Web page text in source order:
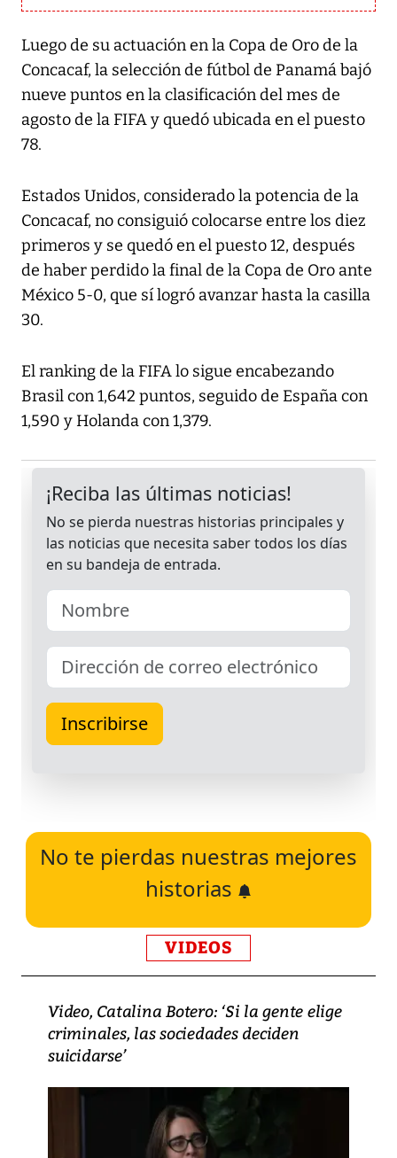
Luego de su actuación en la Copa de Oro de la
Concacaf, la selección de fútbol de Panamá bajó
nueve puntos en la clasificación del mes de
agosto de la FIFA y quedó ubicada en el puesto
78.
Estados Unidos, considerado la potencia de la
Concacaf, no consiguió colocarse entre los diez
primeros y se quedó en el puesto 12, después
de haber perdido la final de la Copa de Oro ante
México 5-0, que sí logró avanzar hasta la casilla
30.
El ranking de la FIFA lo sigue encabezando
Brasil con 1,642 puntos, seguido de España con
1,590 y Holanda con 1,379.
No te pierdas nuestras mejores
historias
VIDEOS
Video, Catalina Botero: ‘Si la gente elige
criminales, las sociedades deciden
suicidarse’